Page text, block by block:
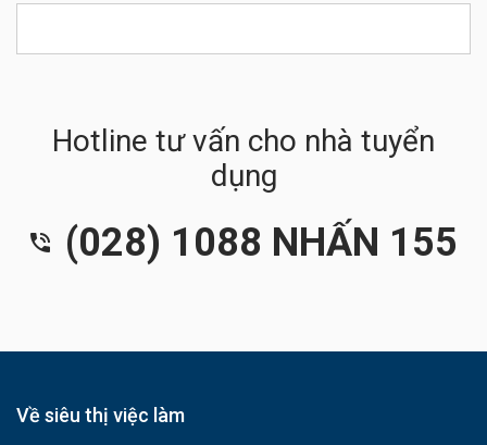
Hotline tư vấn cho nhà tuyển
dụng
(028) 1088 NHẤN 155
Về siêu thị việc làm